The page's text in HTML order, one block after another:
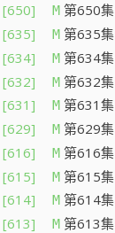
[650] M 第650集
[635] M 第635集
[634] M 第634集
[632] M 第632集
[631] M 第631集
[629] M 第629集
[616] M 第616集
[615] M 第615集
[614] M 第614集
[613] M 第613集